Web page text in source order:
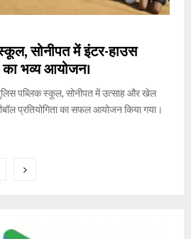
सोनीपत में इंटर-हाउस
का भव्य आयोजन।
पुलिस पब्लिक स्कूल, सोनीपत में उत्साह और खेल
प्रतियोगिता का सफल आयोजन किया गया।